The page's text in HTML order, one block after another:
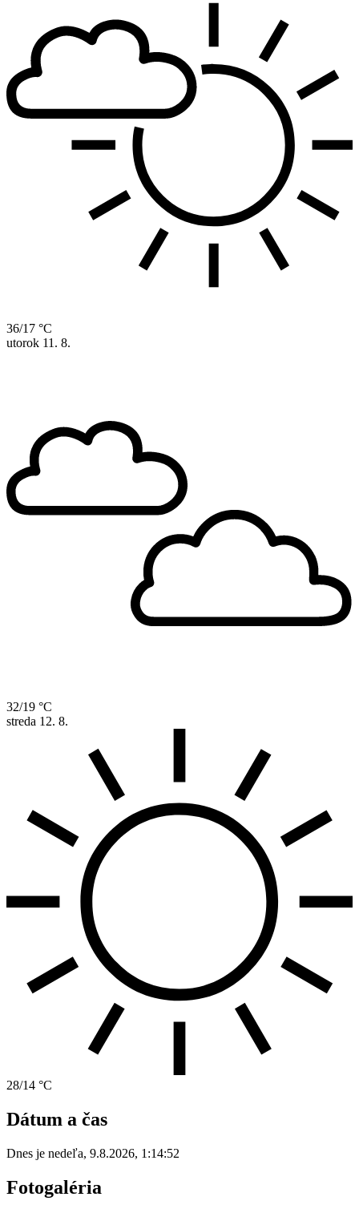
36/17 °C
utorok 11. 8.
32/19 °C
streda 12. 8.
28/14 °C
Dátum a čas
Dnes je nedeľa, 9.8.2026, 1:14:52
Fotogaléria